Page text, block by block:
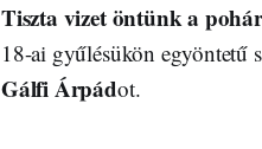
Tiszta vizet öntünk a
18-ai gyűlésükön egyöntetű
Gálfi Árpádot.